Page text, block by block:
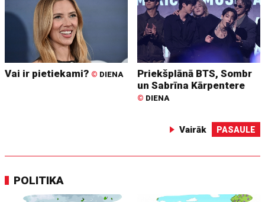
Vai ir pietiekami? © DIENA
Priekšplānā BTS, Sombr
un Sabrīna Kārpentere
© DIENA
Vairāk PASAULE
POLITIKA